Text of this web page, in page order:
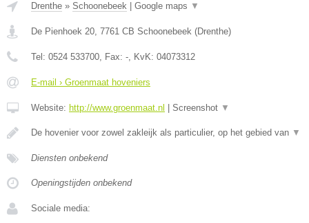
Drenthe » Schoonebeek Google maps ▼
De Pienhoek 20, 7761 CB Schoonebeek (Drenthe)
Tel: 0524 533700, Fax: -, KvK: 04073312
E-mail › Groenmaat hoveniers
Website: http://www.groenmaat.nl Screenshot ▼
De hovenier voor zowel zakleijk als particulier, op het gebied van ▼
Diensten onbekend
Openingstijden onbekend
Sociale media: